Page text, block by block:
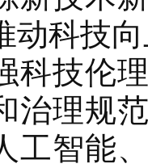
动科技
技伦理
治理规
工智能